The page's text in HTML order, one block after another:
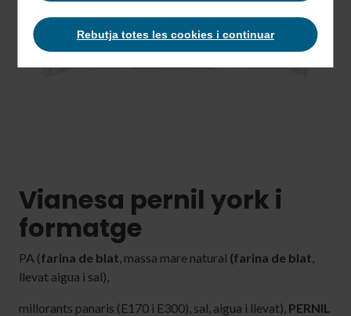
Vianesa pernil york i
formatge
PA (farina de blat, massa mare natural (farina de blat,
llevat aigua i sal),
millorants panaris (E170 i E300), sal, aigua i llevat), PERNIL
Rebutja totes les cookies i continuar